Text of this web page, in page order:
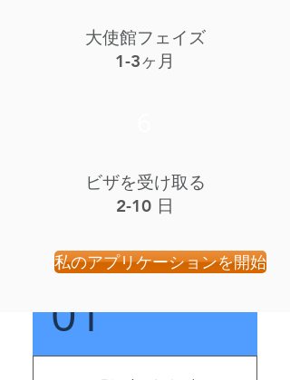
01
大使館フェイズ
1-3ヶ月
ビザを受け取る
2-10 日
私のアプリケーションを開始